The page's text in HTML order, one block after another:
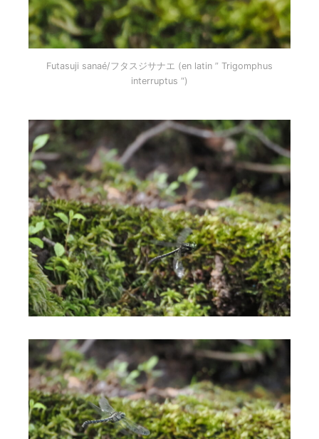
Futasuji sanaé/フタスジサナエ (en latin ” Trigomphus
interruptus “)